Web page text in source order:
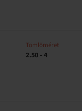
Tömlőméret
2.50 - 4